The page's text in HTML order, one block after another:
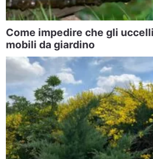
Come impedire che gli
mobili da giardino